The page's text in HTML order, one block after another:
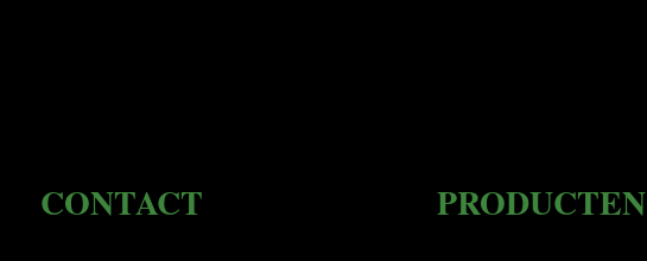
CONTACT PRODUCTEN